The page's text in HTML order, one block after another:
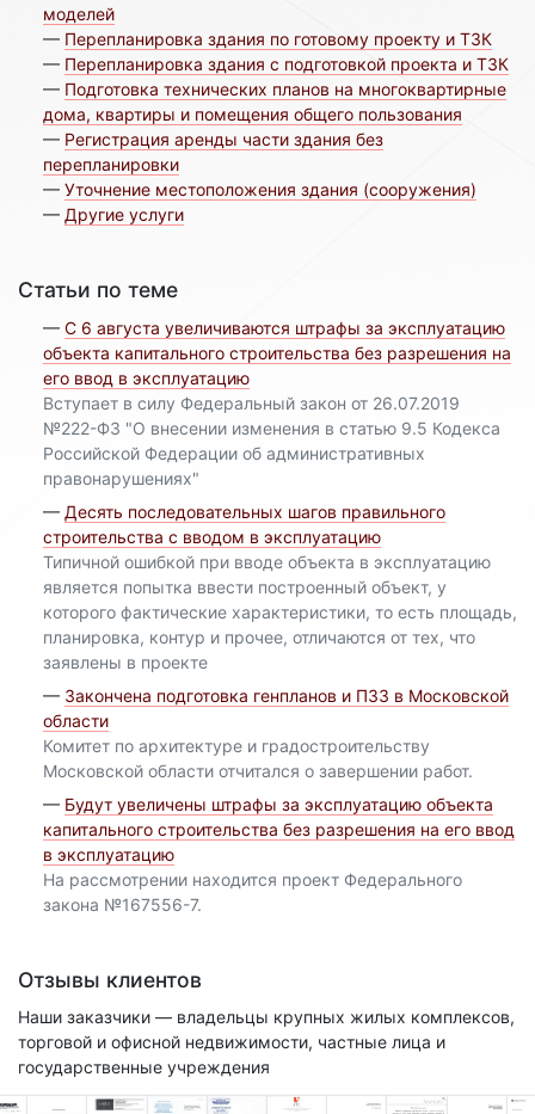
моделей
— Перепланировка здания по готовому проекту и ТЗК
— Перепланировка здания с подготовкой проекта и ТЗК
— Подготовка технических планов на многоквартирные
дома, квартиры и помещения общего пользования
— Регистрация аренды части здания без
перепланировки
— Уточнение местоположения здания (сооружения)
— Другие услуги
Статьи по теме
— С 6 августа увеличиваются штрафы за эксплуатацию
объекта капитального строительства без разрешения на
его ввод в эксплуатацию
Вступает в силу Федеральный закон от 26.07.2019
№222-ФЗ "О внесении изменения в статью 9.5 Кодекса
Российской Федерации об административных
правонарушениях"
— Десять последовательных шагов правильного
строительства с вводом в эксплуатацию
Типичной ошибкой при вводе объекта в эксплуатацию
является попытка ввести построенный объект, у
которого фактические характеристики, то есть площадь,
планировка, контур и прочее, отличаются от тех, что
заявлены в проекте
— Закончена подготовка генпланов и ПЗЗ в Московской
области
Комитет по архитектуре и градостроительству
Московской области отчитался о завер­шении работ.
— Будут увеличены штрафы за эксплуатацию объекта
капитального строительства без разрешения на его ввод
в эксплуатацию
На рассмотрении находится проект Федерального
закона №167556-7.
Отзывы клиентов
Наши заказчики — владельцы крупных жилых комплексов,
торговой и офисной недвижимости, частные лица и
государственные учреждения